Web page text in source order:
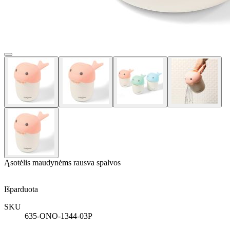
Ąsotėlis maudynėms rausva spalvos
Išparduota
SKU
635-ONO-1344-03P